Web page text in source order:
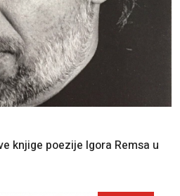
knjige poezije Igora Remsa u